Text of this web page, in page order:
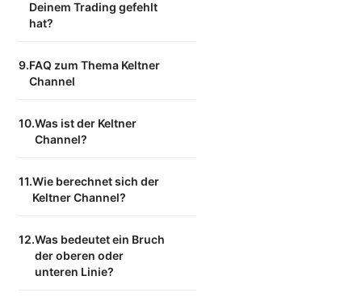
Deinem Trading gefehlt
hat?
FAQ zum Thema Keltner
Channel
Was ist der Keltner
Channel?
Wie berechnet sich der
Keltner Channel?
Was bedeutet ein Bruch
der oberen oder
unteren Linie?